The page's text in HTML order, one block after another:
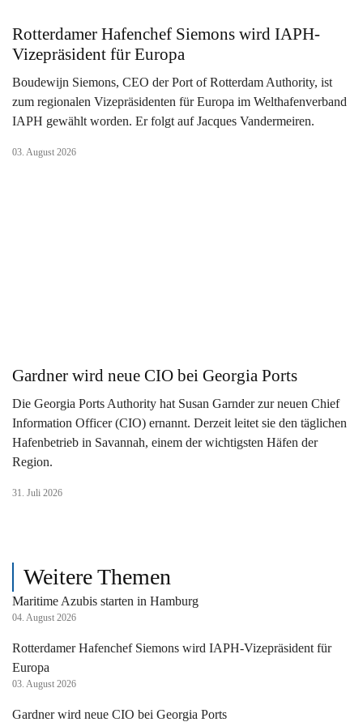
Rotterdamer Hafenchef Siemons wird IAPH-
Vizepräsident für Europa
Boudewijn Siemons, CEO der Port of Rotterdam Authority, ist
zum regionalen Vizepräsidenten für Europa im Welthafenverband
IAPH gewählt worden. Er folgt auf Jacques Vandermeiren.
03. August 2026
Gardner wird neue CIO bei Georgia Ports
Die Georgia Ports Authority hat Susan Garnder zur neuen Chief
Information Officer (CIO) ernannt. Derzeit leitet sie den täglichen
Hafenbetrieb in Savannah, einem der wichtigsten Häfen der
Region.
31. Juli 2026
Weitere Themen
Maritime Azubis starten in Hamburg
04. August 2026
Rotterdamer Hafenchef Siemons wird IAPH-Vizepräsident für
Europa
03. August 2026
Gardner wird neue CIO bei Georgia Ports